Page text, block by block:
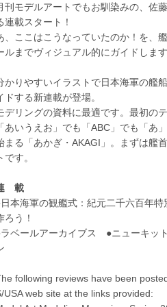
刊モデルアートでもお馴染みの、佐
連載スタート！
、ここはこうなっていたのか！を、
ルまでヴィジュアル的にガイドします
かりやすいイラストで日本海軍の艦
ドする新連載が登場。
デリングの資料に最適です。最初のテ
あいうえお」でも「ABC」でも「あ
まる「あかぎ・AKAGI」。まずは艦
です。
載
本海軍の観艦式：紀元二千六百年特
ろう！
ベールアーカイブス ●ニューキッ
following reviews have been
USA web site at the links provided: